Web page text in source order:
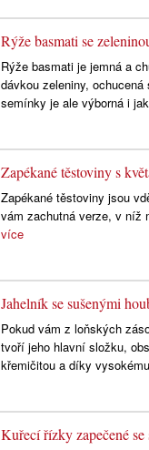
Rýže basmati se
Rýže basmati je jemná a
dávkou zeleniny,
semínky je ale výborná i
Zapékané těstoviny s
Zapékané těstoviny jsou
vám zachutná verze, v níž
více
Jahelník se sušenými
Pokud vám z loňských
tvoří jeho hlavní složku,
křemičitou a díky
Kuřecí řízky zapečené